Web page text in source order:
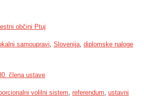
občini Ptuj
samoupravi, Slovenija, diplomske naloge
člena ustave
volilni sistem, referendum, ustavni